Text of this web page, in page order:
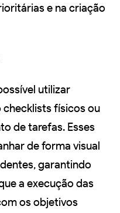
e na criação
utilizar
físicos ou
de tarefas. Esses
de forma visual
garantindo
a execução das
os objetivos